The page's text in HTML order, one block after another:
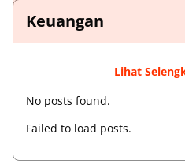
Keuangan
Lihat
No posts found.
Failed to load posts.